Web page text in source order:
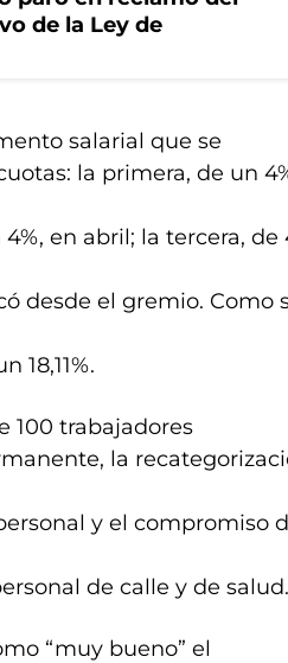
de la Ley de
salarial que se
la primera, de un
en abril; la tercera, de
desde el gremio. Como
18,11%.
100 trabajadores
la
y el compromiso
de calle y de salud.
“muy bueno” el